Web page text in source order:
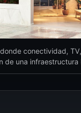
conectividad,
de una infraestructura